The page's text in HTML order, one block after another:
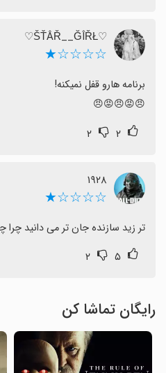
♡ŠŤÂŘ__ĞÎŘŁ♡
☆☆☆☆★
😠😡😠😡😠
۲ ۲
۱۹۲۸
☆☆☆☆★
تر زید سازنده جان تر می دانید
۵ ۲
رایگان تماشا کن